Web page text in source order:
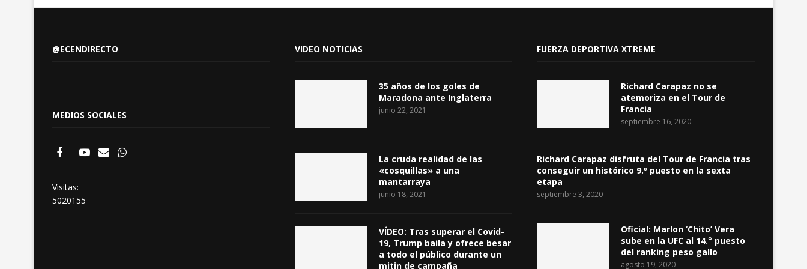
@ECENDIRECTO
MEDIOS SOCIALES
Visitas:
5020155
VIDEO NOTICIAS
35 años de los goles de
Maradona ante Inglaterra
junio 22, 2021
La cruda realidad de las
«cosquillas» a una
mantarraya
junio 18, 2021
VÍDEO: Tras superar el Covid-
19, Trump baila y ofrece besar
a todo el público durante un
mitin de campaña
FUERZA DEPORTIVA XTREME
Richard Carapaz no se
atemoriza en el Tour de
Francia
septiembre 16, 2020
Richard Carapaz disfruta del Tour de Francia tras
conseguir un histórico 9.º puesto en la sexta
etapa
septiembre 3, 2020
Oficial: Marlon ‘Chito’ Vera
sube en la UFC al 14.° puesto
del ranking peso gallo
agosto 19, 2020